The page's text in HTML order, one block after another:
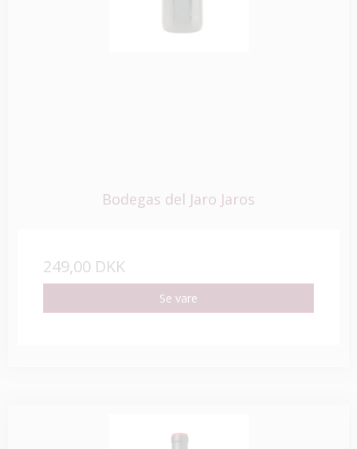
Bodegas del Jaro Jaros
249,00 DKK
Se vare